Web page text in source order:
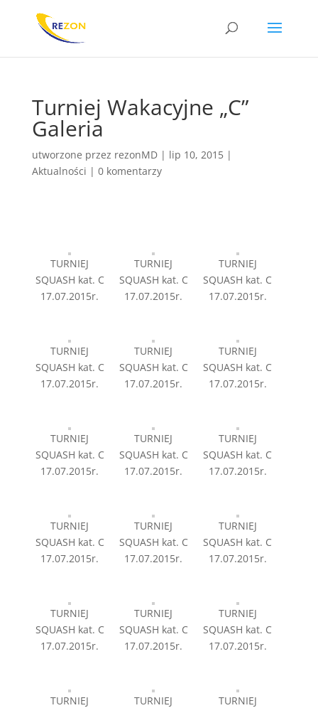
Turniej Wakacyjne „C”
Galeria
utworzone przez rezonMD| lip 10, 2015|
Aktualności | 0 komentarzy
TURNIEJ
SQUASH kat. C
17.07.2015r.
TURNIEJ
SQUASH kat. C
17.07.2015r.
TURNIEJ
SQUASH kat. C
17.07.2015r.
TURNIEJ
SQUASH kat. C
17.07.2015r.
TURNIEJ
SQUASH kat. C
17.07.2015r.
TURNIEJ
SQUASH kat. C
17.07.2015r.
TURNIEJ
SQUASH kat. C
17.07.2015r.
TURNIEJ
SQUASH kat. C
17.07.2015r.
TURNIEJ
SQUASH kat. C
17.07.2015r.
TURNIEJ
SQUASH kat. C
17.07.2015r.
TURNIEJ
SQUASH kat. C
17.07.2015r.
TURNIEJ
SQUASH kat. C
17.07.2015r.
TURNIEJ
SQUASH kat. C
17.07.2015r.
TURNIEJ
SQUASH kat. C
17.07.2015r.
TURNIEJ
SQUASH kat. C
17.07.2015r.
TURNIEJ
TURNIEJ
TURNIEJ